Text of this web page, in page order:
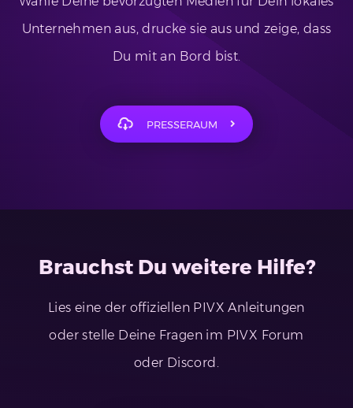
Unternehmen aus, drucke sie aus und zeige, dass
Du mit an Bord bist.
PRESSERAUM
Brauchst Du weitere Hilfe?
Lies eine der offiziellen PIVX Anleitungen
oder stelle Deine Fragen im PIVX Forum
oder Discord.